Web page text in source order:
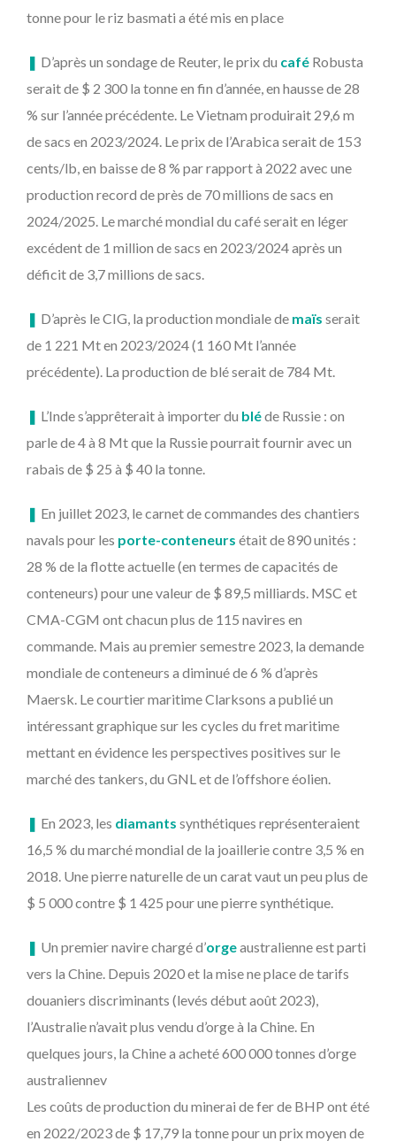
tonne pour le riz basmati a été mis en place
❚ D’après un sondage de Reuter, le prix du café Robusta
serait de $ 2 300 la tonne en fin d’année, en hausse de 28
% sur l’année précédente. Le Vietnam produirait 29,6 m
de sacs en 2023/2024. Le prix de l’Arabica serait de 153
cents/lb, en baisse de 8 % par rapport à 2022 avec une
production record de près de 70 millions de sacs en
2024/2025. Le marché mondial du café serait en léger
excédent de 1 million de sacs en 2023/2024 après un
déficit de 3,7 millions de sacs.
❚ D’après le CIG, la production mondiale de maïs serait
de 1 221 Mt en 2023/2024 (1 160 Mt l’année
précédente). La production de blé serait de 784 Mt.
❚ L’Inde s’apprêterait à importer du bléde Russie : on
parle de 4 à 8 Mt que la Russie pourrait fournir avec un
rabais de $ 25 à $ 40 la tonne.
❚ En juillet 2023, le carnet de commandes des chantiers
navals pour les porte-conteneurs était de 890 unités :
28 % de la flotte actuelle (en termes de capacités de
conteneurs) pour une valeur de $ 89,5 milliards. MSC et
CMA-CGM ont chacun plus de 115 navires en
commande. Mais au premier semestre 2023, la demande
mondiale de conteneurs a diminué de 6 % d’après
Maersk. Le courtier maritime Clarksons a publié un
intéressant graphique sur les cycles du fret maritime
mettant en évidence les perspectives positives sur le
marché des tankers, du GNL et de l’offshore éolien.
❚ En 2023, les diamants synthétiques représenteraient
16,5 % du marché mondial de la joaillerie contre 3,5 % en
2018. Une pierre naturelle de un carat vaut un peu plus de
$ 5 000 contre $ 1 425 pour une pierre synthétique.
❚ Un premier navire chargé d’orgeaustralienne est parti
vers la Chine. Depuis 2020 et la mise ne place de tarifs
douaniers discriminants (levés début août 2023),
l’Australie n’avait plus vendu d’orge à la Chine. En
quelques jours, la Chine a acheté 600 000 tonnes d’orge
australiennev
Les coûts de production du minerai de fer de BHP ont été
en 2022/2023 de $ 17,79 la tonne pour un prix moyen de